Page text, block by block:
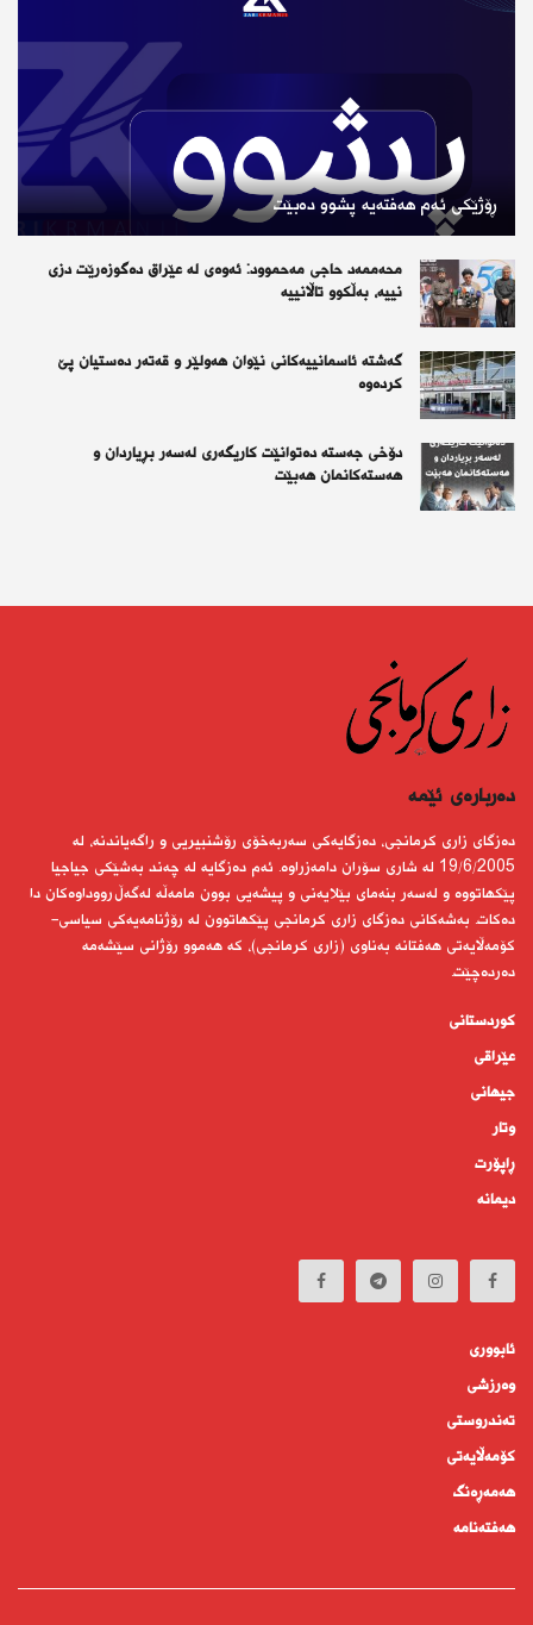
ڕۆژێكی ئەم هەفتەیە پشوو دەبێت
محەممەد حاجی مەحموود: ئەوەی لە عێراق دەگوزەرێت دزی
نییە، بەڵکوو تاڵانییە
گەشتە ئاسمانییەکانی نێوان هەولێر و قەتەر دەستیان پێ
کردەوە
دۆخی جەستە دەتوانێت کاریگەری لەسەر بڕیاردان و
هەستەکانمان هەبێت
دەربارەى ئێمە
دەزگای زاری كرمانجی، دەزگایەكی سەربەخۆی رۆشنبیریی و راگەیاندنە، لە
19/6/2005 لە شاری سۆران دامەزراوە. ئەم دەزگایە لە چەند بەشێكی جیاجیا
پێكهاتووە و لەسەر بنەمای بێلایەنی و پیشەیی بوون مامەڵە لەگەڵ رووداوەكان دا
دەكات. بەشەكانی دەزگای زاری كرمانجی پێكهاتوون لە رۆژنامەیەكی سیاسی-
كۆمەڵایەتی هەفتانە بەناوی (زاری كرمانجی)، كە هەموو رۆژانی سێشەمە
دەردەچێت.
کوردستانى
عێراقی
جیهانى
وتار
ڕاپۆرت
دیمانە
ئابوورى
وەرزشی
تەندروستى
كۆمه‌ڵايه‌تى
هەمەڕەنگ
هەفتەنامە